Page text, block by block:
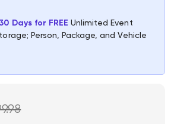
Days for FREE Unlimited Event
Person, Package, and Vehicle